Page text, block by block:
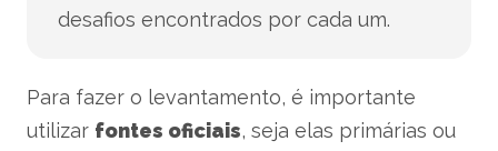
desafios encontrados por cada um.
Para fazer o levantamento, é importante
utilizar fontes oficiais, seja elas primárias ou